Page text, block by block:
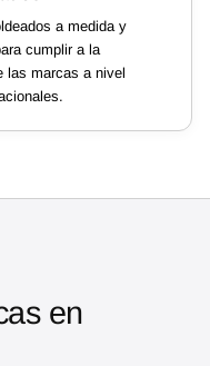
a medida y
cumplir a la
las marcas a nivel
en